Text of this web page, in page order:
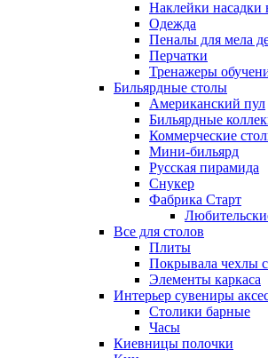
Наклейки насадки
Одежда
Пеналы для мела
Перчатки
Тренажеры
Бильярдные столы
Американский пул
Бильярдные
Коммерческие
Мини-бильярд
Русская пирамида
Снукер
Фабрика Старт
Все для столов
Плиты
Покрывала чехлы
Элементы каркаса
Интерьер сувениры
Столики барные
Часы
Киевницы полочки